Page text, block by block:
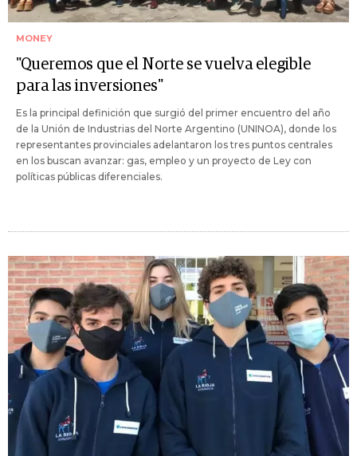
MONEY
"Queremos que el Norte se vuelva elegible
para las inversiones"
Es la principal definición que surgió del primer encuentro del año
de la Unión de Industrias del Norte Argentino (UNINOA), donde los
representantes provinciales adelantaron los tres puntos centrales
en los buscan avanzar: gas, empleo y un proyecto de Ley con
políticas públicas diferenciales.